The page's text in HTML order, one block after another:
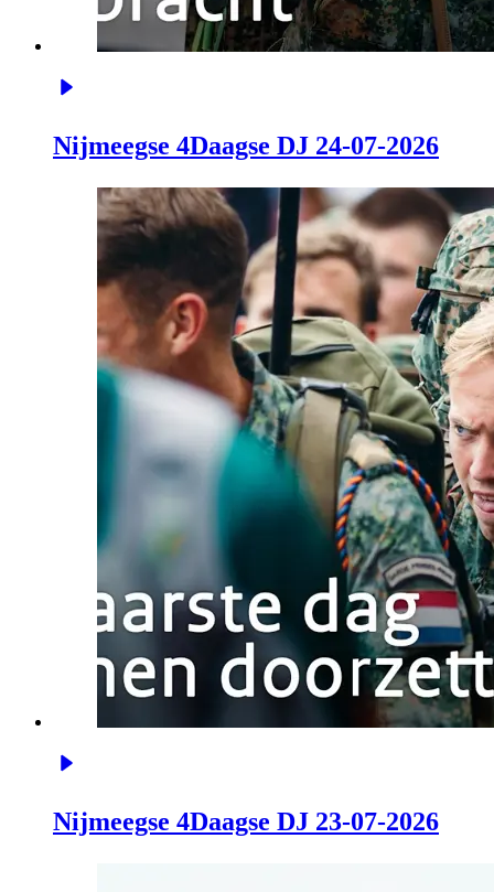
Nijmeegse 4Daagse DJ 24-07-2026
Nijmeegse 4Daagse DJ 23-07-2026